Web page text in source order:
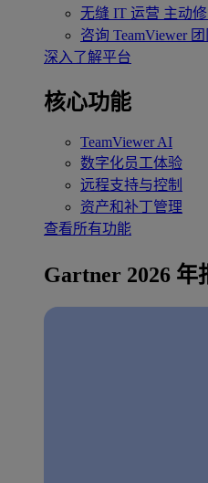
无缝 IT 运营 主动
咨询 TeamViewer 团
深入了解平台
核心功能
TeamViewer AI
数字化员工体验
远程支持与控制
资产和补丁管理
查看所有功能
Gartner 2026 年